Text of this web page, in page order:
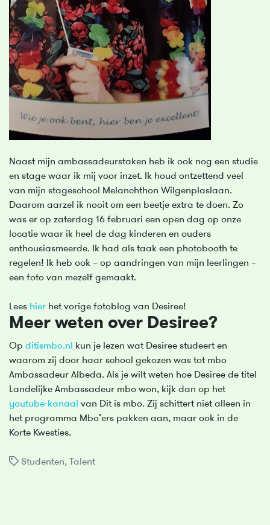
Naast mijn ambassadeurstaken heb ik ook nog een studie
en stage waar ik mij voor inzet. Ik houd ontzettend veel
van mijn stageschool Melanchthon Wilgenplaslaan.
Daarom aarzel ik nooit om een beetje extra te doen. Zo
was er op zaterdag 16 februari een open dag op onze
locatie waar ik heel de dag kinderen en ouders
enthousiasmeerde. Ik had als taak een photobooth te
regelen! Ik heb ook – op aandringen van mijn leerlingen –
een foto van mezelf gemaakt.
Lees hier het vorige fotoblog van Desiree!
Meer weten over Desiree?
Op ditismbo.nl
kun je lezen wat Desiree studeert en
waarom zij door haar school gekozen was tot mbo
Ambassadeur Albeda. Als je wilt weten hoe Desiree de titel
Landelijke Ambassadeur mbo won, kijk dan op het
youtube-kanaal van Dit is mbo. Zij schittert niet alleen in
het programma Mbo’ers pakken aan, maar ook in de
Korte Kwesties.
Studenten, Talent